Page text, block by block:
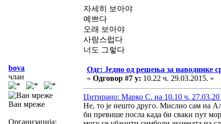
자세히 보아야
예쁘다
오래 보아야
사랑스럽다
너도 그렇다
bova
члан
Ван мреже
Организација:
Одг: Једно од решења за наводнике
« Одговор #7 у: 10.22 ч. 29.03.2015. »
Цитирано: Марко С. на 10.10 ч.
Не, то је нешто друго. Мислио сам на
би превише посла када би сваки пут